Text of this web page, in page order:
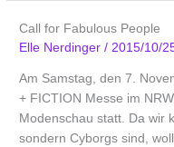
Call for Fabulous People
Elle Nerdinger/2015/10/
Am Samstag, den 7.
+ FICTION Messe im
Modenschau statt. Da wir
sondern Cyborgs sind,